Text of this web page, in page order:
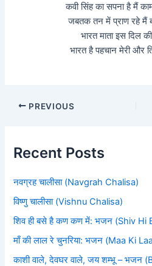
कवी सिंह का सपना है मैं
जबतक तन में प्राण रहे मैं
भारत माता इस दिल
भारत है पहचान मेरी और
PREVIOUS
Recent Posts
नवग्रह चालीसा (Navgrah Chalisa)
विष्णु चालीसा (Vishnu Chalisa)
शिव ही बसे है कण कण में: भजन (Shiv Hi
माँ की लाल रे चुनरिया: भजन (Maa Ki
काशी वाले, देवघर वाले, जय शम्भू – भजन